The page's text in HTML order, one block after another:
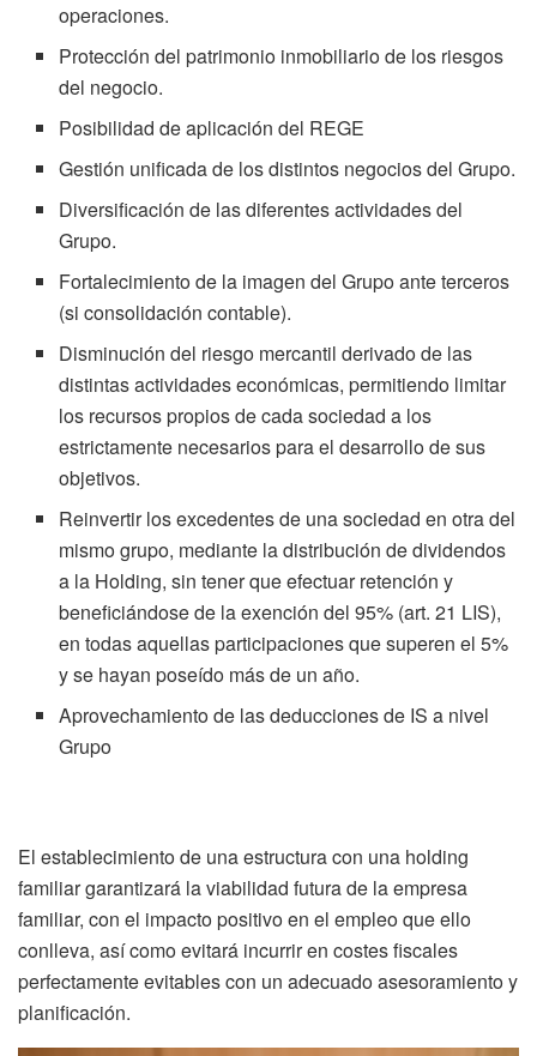
operaciones.
Protección del patrimonio inmobiliario de los riesgos
del negocio.
Posibilidad de aplicación del REGE
Gestión unificada de los distintos negocios del Grupo.
Diversificación de las diferentes actividades del
Grupo.
Fortalecimiento de la imagen del Grupo ante terceros
(si consolidación contable).
Disminución del riesgo mercantil derivado de las
distintas actividades económicas, permitiendo limitar
los recursos propios de cada sociedad a los
estrictamente necesarios para el desarrollo de sus
objetivos.
Reinvertir los excedentes de una sociedad en otra del
mismo grupo, mediante la distribución de dividendos
a la Holding, sin tener que efectuar retención y
beneficiándose de la exención del 95% (art. 21 LIS),
en todas aquellas participaciones que superen el 5%
y se hayan poseído más de un año.
Aprovechamiento de las deducciones de IS a nivel
Grupo
El establecimiento de una estructura con una holding
familiar garantizará la viabilidad futura de la empresa
familiar, con el impacto positivo en el empleo que ello
conlleva, así como evitará incurrir en costes fiscales
perfectamente evitables con un adecuado asesoramiento y
planificación.